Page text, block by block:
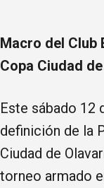
Macro del Club
Copa Ciudad
Este sábado 12
definición de la
Ciudad de
torneo armado